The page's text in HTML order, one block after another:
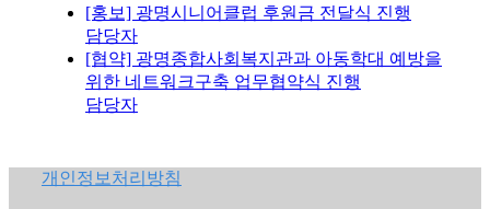
[홍보] 광명시니어클럽 후원금 전달식 진행
담당자
[협약] 광명종합사회복지관과 아동학대 예방을
위한 네트워크구축 업무협약식 진행
담당자
개인정보처리방침